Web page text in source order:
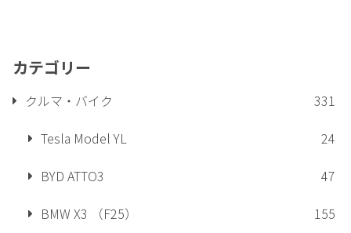
カテゴリー
クルマ・バイク
331
Tesla Model YL
24
BYD ATTO3
47
BMW X3 （F25）
155